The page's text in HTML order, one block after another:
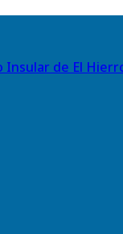
Insular de El